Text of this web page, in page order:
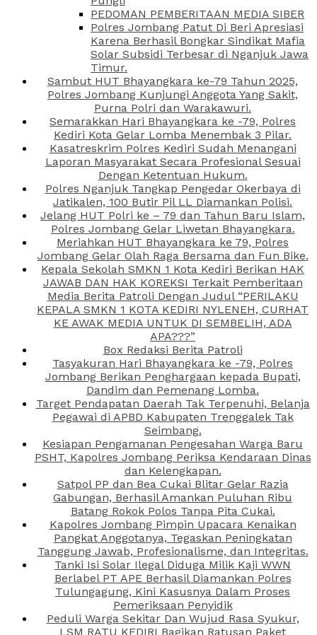
PEDOMAN PEMBERITAAN MEDIA SIBER
Polres Jombang Patut Di Beri Apresiasi
Karena Berhasil Bongkar Sindikat Mafia
Solar Subsidi Terbesar di Nganjuk Jawa
Timur.
Sambut HUT Bhayangkara ke-79 Tahun 2025,
Polres Jombang Kunjungi Anggota Yang Sakit,
Purna Polri dan Warakawuri.
Semarakkan Hari Bhayangkara ke -79, Polres
Kediri Kota Gelar Lomba Menembak 3 Pilar.
Kasatreskrim Polres Kediri Sudah Menangani
Laporan Masyarakat Secara Profesional Sesuai
Dengan Ketentuan Hukum.
Polres Nganjuk Tangkap Pengedar Okerbaya di
Jatikalen, 100 Butir Pil LL Diamankan Polisi.
Jelang HUT Polri ke – 79 dan Tahun Baru Islam,
Polres Jombang Gelar Liwetan Bhayangkara.
Meriahkan HUT Bhayangkara ke 79, Polres
Jombang Gelar Olah Raga Bersama dan Fun Bike.
Kepala Sekolah SMKN 1 Kota Kediri Berikan HAK
JAWAB DAN HAK KOREKSI Terkait Pemberitaan
Media Berita Patroli Dengan Judul “PERILAKU
KEPALA SMKN 1 KOTA KEDIRI NYLENEH, CURHAT
KE AWAK MEDIA UNTUK DI SEMBELIH, ADA
APA???”
Box Redaksi Berita Patroli
Tasyakuran Hari Bhayangkara ke -79, Polres
Jombang Berikan Penghargaan kepada Bupati,
Dandim dan Pemenang Lomba.
Target Pendapatan Daerah Tak Terpenuhi, Belanja
Pegawai di APBD Kabupaten Trenggalek Tak
Seimbang.
Kesiapan Pengamanan Pengesahan Warga Baru
PSHT, Kapolres Jombang Periksa Kendaraan Dinas
dan Kelengkapan.
Satpol PP dan Bea Cukai Blitar Gelar Razia
Gabungan, Berhasil Amankan Puluhan Ribu
Batang Rokok Polos Tanpa Pita Cukai.
Kapolres Jombang Pimpin Upacara Kenaikan
Pangkat Anggotanya, Tegaskan Peningkatan
Tanggung Jawab, Profesionalisme, dan Integritas.
Tanki Isi Solar Ilegal Diduga Milik Kaji WWN
Berlabel PT APE Berhasil Diamankan Polres
Tulungagung, Kini Kasusnya Dalam Proses
Pemeriksaan Penyidik
Peduli Warga Sekitar Dan Wujud Rasa Syukur,
LSM RATU KEDIRI Bagikan Ratusan Paket